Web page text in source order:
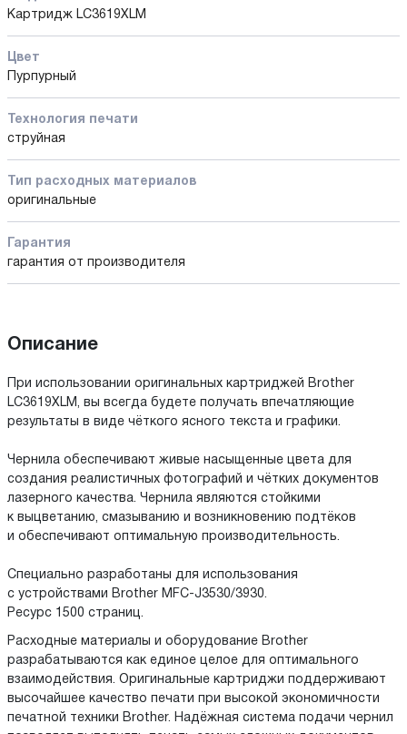
Картридж LC3619XLM
Цвет
Пурпурный
Технология печати
струйная
Тип расходных материалов
оригинальные
Гарантия
гарантия от производителя
Описание
При использовании оригинальных картриджей Brother
LC3619XLM, вы всегда будете получать впечатляющие
результаты в виде чёткого ясного текста и графики.
Чернила обеспечивают живые насыщенные цвета для
создания реалистичных фотографий и чётких документов
лазерного качества. Чернила являются стойкими
к выцветанию, смазыванию и возникновению подтёков
и обеспечивают оптимальную производительность.
Специально разработаны для использования
с устройствами Brother MFC-J3530/3930.
Ресурс 1500 страниц.
Расходные материалы и оборудование Brother
разрабатываются как единое целое для оптимального
взаимодействия. Оригинальные картриджи поддерживают
высочайшее качество печати при высокой экономичности
печатной техники Brother. Надёжная система подачи чернил